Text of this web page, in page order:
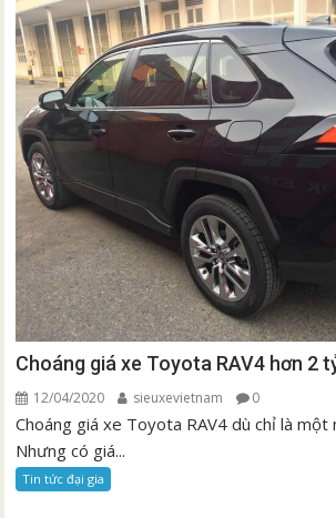
Choáng giá xe Toyota RAV4 hơn 2
12/04/2020 sieuxevietnam 0
Choáng giá xe Toyota RAV4 dù chỉ là một
Nhưng có giá...
Tin tức đại gia